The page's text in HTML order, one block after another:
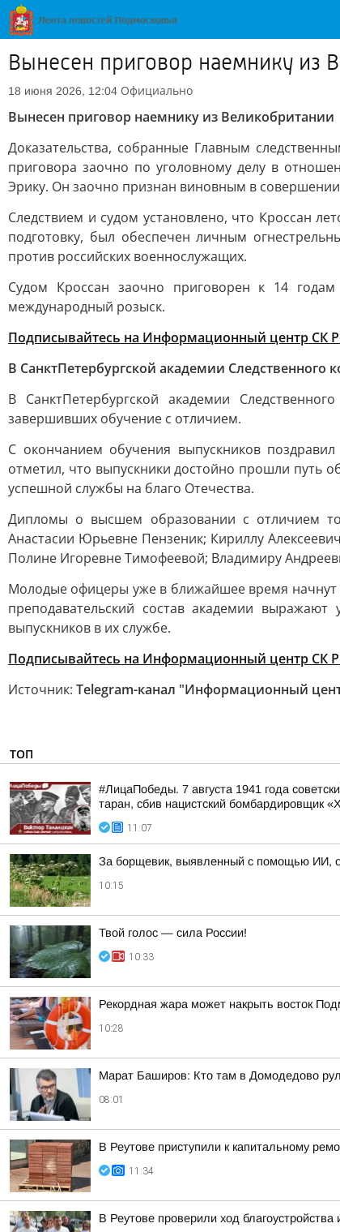
Вынесен приговор наемнику из
18 июня 2026, 12:04 Официально
Вынесен приговор наемнику из Великобритании
Доказательства, собранные Главным
приговора заочно по уголовному делу в
Эрику. Он заочно признан виновным в
Следствием и судом установлено, что Кроссан
подготовку, был обеспечен личным
против российских военнослужащих.
Судом Кроссан заочно приговорен к 14
международный розыск.
Подписывайтесь на Информационный центр СК
В СанктПетербургской академии Следственного
В СанктПетербургской академии
завершивших обучение с отличием.
С окончанием обучения выпускников
отметил, что выпускники достойно прошли путь
успешной службы на благо Отечества.
Дипломы о высшем образовании с отличием
Анастасии Юрьевне Пензеник; Кириллу
Полине Игоревне Тимофеевой; Владимиру
Молодые офицеры уже в ближайшее время начнут
преподавательский состав академии
выпускников в их службе.
Подписывайтесь на Информационный центр СК
Источник: Telegram-канал "Информационный
ТОП
#ЛицаПобеды. 7 августа 1941 года
таран, сбив нацистский бомбардировщик
11:07
За борщевик, выявленный с помощью ИИ,
10:15
Твой голос — сила России!
10:33
Рекордная жара может накрыть восток
10:28
Марат Баширов: Кто там в Домодедово
08:01
В Реутове приступили к капитальному
11:34
В Реутове проверили ход